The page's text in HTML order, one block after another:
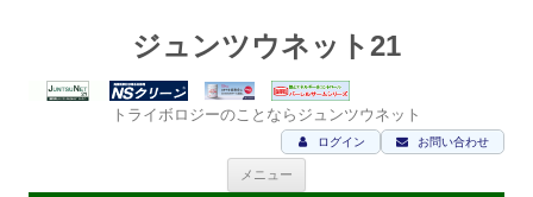
ジュンツウネット21
トライボロジーのことならジュンツウネット
お問い合わせ
ログイン
メニュー